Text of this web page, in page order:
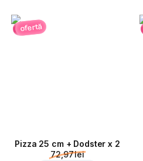
ofertă
Pizza 25 cm + Dodster x 2
72,97 lei